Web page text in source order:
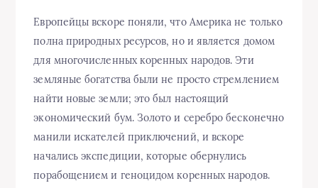
Европейцы вскоре поняли, что Америка не только
полна природных ресурсов, но и является домом
для многочисленных коренных народов. Эти
земляные богатства были не просто стремлением
найти новые земли; это был настоящий
экономический бум. Золото и серебро бесконечно
манили искателей приключений, и вскоре
начались экспедиции, которые обернулись
порабощением и геноцидом коренных народов.